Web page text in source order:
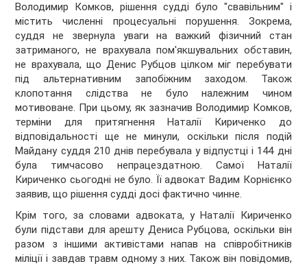
Володимир Комков, рішення судді було "свавільним" і
містить численні процесуальні порушення. Зокрема,
суддя не звернула уваги на важкий фізичний стан
затриманого, не врахувала пом'якшувальних обставин,
не врахувала, що Денис Рубцов цілком міг перебувати
під альтернативним запобіжним заходом. Також
клопотання слідства не було належним чином
мотивоване. При цьому, як зазначив Володимир Комков,
терміни для притягнення Наталії Кириченко до
відповідальності ще не минули, оскільки після подій
Майдану суддя 210 днів перебувала у відпустці і 144 дні
була тимчасово непрацездатною. Самої Наталії
Кириченко сьогодні не було. Її адвокат Вадим Корнієнко
заявив, що рішення судді досі фактично чинне.
Крім того, за словами адвоката, у Наталії Кириченко
були підстави для арешту Дениса Рубцова, оскільки він
разом з іншими активістами напав на співробітників
міліції і завдав травм одному з них. Також він повідомив,